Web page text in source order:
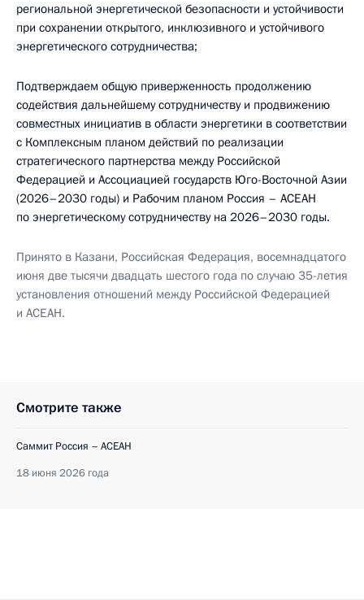
региональной энергетической безопасности и устойчивости
при сохранении открытого, инклюзивного и устойчивого
энергетического сотрудничества;
Подтверждаем общую приверженность продолжению
содействия дальнейшему сотрудничеству и продвижению
совместных инициатив в области энергетики в соответствии
с Комплексным планом действий по реализации
стратегического партнерства между Российской
Федерацией и Ассоциацией государств Юго-Восточной Азии
(2026–2030 годы) и Рабочим планом Россия – АСЕАН
по энергетическому сотрудничеству на 2026–2030 годы.
Принято в Казани, Российская Федерация, восемнадцатого
июня две тысячи двадцать шестого года по случаю 35-летия
установления отношений между Российской Федерацией
и АСЕАН.
Смотрите также
Саммит Россия – АСЕАН
18 июня 2026 года